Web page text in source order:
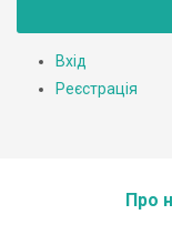
Вхід
Реєстрація
Про